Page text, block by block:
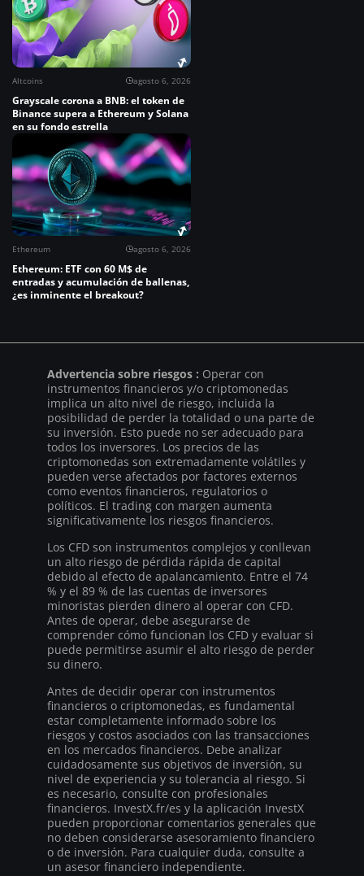
Altcoins agosto 6, 2026
Grayscale corona a BNB: el token de
Binance supera a Ethereum y Solana
en su fondo estrella
Ethereum agosto 6, 2026
Ethereum: ETF con 60 M$ de
entradas y acumulación de ballenas,
¿es inminente el breakout?
Advertencia sobre riesgos : Operar con
instrumentos financieros y/o criptomonedas
implica un alto nivel de riesgo, incluida la
posibilidad de perder la totalidad o una parte de
su inversión. Esto puede no ser adecuado para
todos los inversores. Los precios de las
criptomonedas son extremadamente volátiles y
pueden verse afectados por factores externos
como eventos financieros, regulatorios o
políticos. El trading con margen aumenta
significativamente los riesgos financieros.
Los CFD son instrumentos complejos y conllevan
un alto riesgo de pérdida rápida de capital
debido al efecto de apalancamiento. Entre el 74
% y el 89 % de las cuentas de inversores
minoristas pierden dinero al operar con CFD.
Antes de operar, debe asegurarse de
comprender cómo funcionan los CFD y evaluar si
puede permitirse asumir el alto riesgo de perder
su dinero.
Antes de decidir operar con instrumentos
financieros o criptomonedas, es fundamental
estar completamente informado sobre los
riesgos y costos asociados con las transacciones
en los mercados financieros. Debe analizar
cuidadosamente sus objetivos de inversión, su
nivel de experiencia y su tolerancia al riesgo. Si
es necesario, consulte con profesionales
financieros. InvestX.fr/es y la aplicación InvestX
pueden proporcionar comentarios generales que
no deben considerarse asesoramiento financiero
o de inversión. Para cualquier duda, consulte a
un asesor financiero independiente.